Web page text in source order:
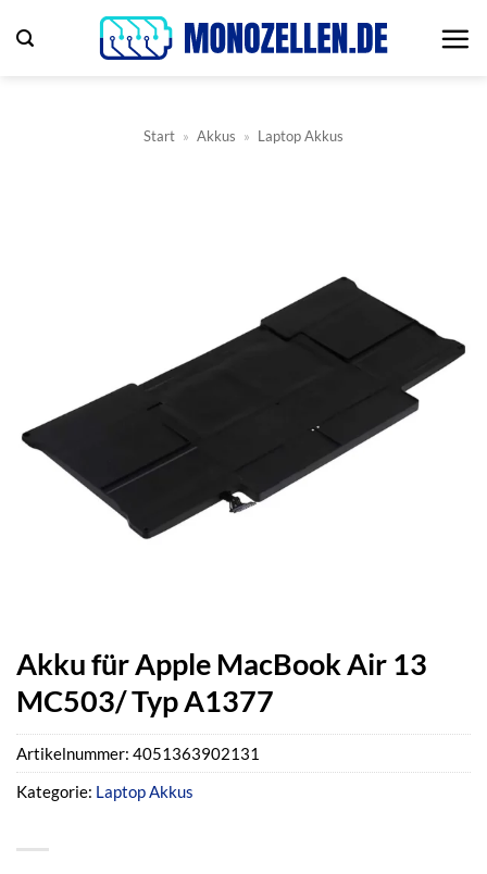
Inhalt
Start » Akkus » Laptop Akkus
Akku für Apple MacBook Air 13
MC503/ Typ A1377
Artikelnummer: 4051363902131
Kategorie: Laptop Akkus